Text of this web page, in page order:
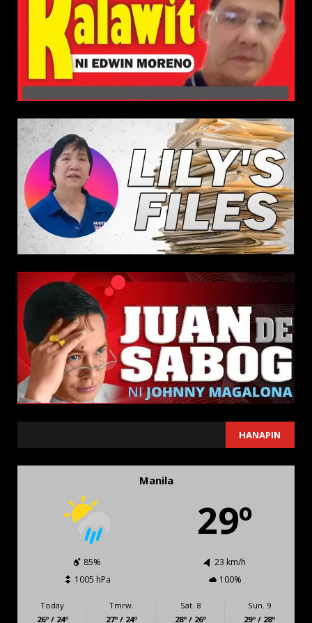
HANAPIN
Manila
29º
85%
23 km/h
1005 hPa
100%
Today
26º / 24º
Tmrw.
27º / 24º
Sat. 8
28º / 26º
Sun. 9
29º / 28º